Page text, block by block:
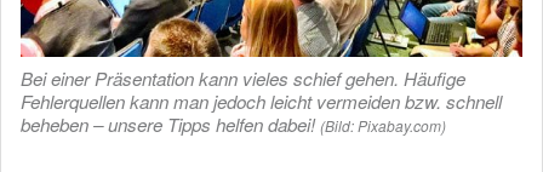
Bei einer Präsentation kann vieles schief gehen. Häufige
Fehlerquellen kann man jedoch leicht vermeiden bzw. schnell
beheben – unsere Tipps helfen dabei!(Bild: Pixabay.com)